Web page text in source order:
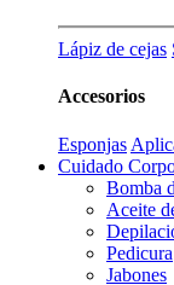
Lápiz de cejas
Accesorios
Esponjas
Cuidado
Bomba
Aceite
Pedicura
Jabones